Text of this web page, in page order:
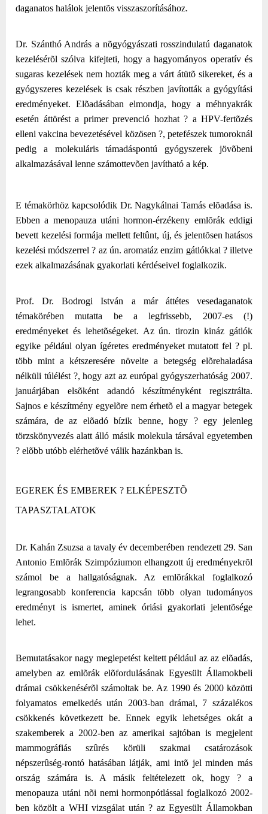
daganatos halálok jelentõs visszaszorításához.
Dr. Szánthó András a nõgyógyászati rosszindulatú daganatok
kezelésérõl szólva kifejteti, hogy a hagyományos operatív és
sugaras kezelések nem hozták meg a várt átütõ sikereket, és a
gyógyszeres kezelések is csak részben javították a gyógyítási
eredményeket. Elõadásában elmondja, hogy a méhnyakrák
esetén áttörést a primer prevenció hozhat ? a HPV-fertõzés
elleni vakcina bevezetésével közösen ?, petefészek tumoroknál
pedig a molekuláris támadáspontú gyógyszerek jövõbeni
alkalmazásával lenne számottevõen javítható a kép.
E témakörhöz kapcsolódik Dr. Nagykálnai Tamás elõadása is.
Ebben a menopauza utáni hormon-érzékeny emlõrák eddigi
bevett kezelési formája mellett feltûnt, új, és jelentõsen hatásos
kezelési módszerrel ? az ún. aromatáz enzim gátlókkal ? illetve
ezek alkalmazásának gyakorlati kérdéseivel foglalkozik.
Prof. Dr. Bodrogi István a már áttétes vesedaganatok
témakörében mutatta be a legfrissebb, 2007-es (!)
eredményeket és lehetõségeket. Az ún.tirozin kináz gátlók
egyike például olyan ígéretes eredményeket mutatott fel ? pl.
több mint a kétszeresére növelte a betegség elõrehaladása
nélküli túlélést ?, hogy azt az európai gyógyszerhatóság 2007.
januárjában elsõként adandó készítményként regisztrálta.
Sajnos e készítmény egyelõre nem érhetõ el a magyar betegek
számára, de az elõadó bízik benne, hogy ? egy jelenleg
törzskönyvezés alatt álló másik molekula társával egyetemben
? elõbb utóbb elérhetõvé válik hazánkban is.
EGEREK ÉS EMBEREK ? ELKÉPESZTÕ
TAPASZTALATOK
Dr. Kahán Zsuzsa a tavaly év decemberében rendezett 29. San
Antonio Emlõrák Szimpóziumon elhangzott új eredményekrõl
számol be a hallgatóságnak. Az emlõrákkal foglalkozó
legrangosabb konferencia kapcsán több olyan tudományos
eredményt is ismertet, aminek óriási gyakorlati jelentõsége
lehet.
Bemutatásakor nagy meglepetést keltett például az az elõadás,
amelyben az emlõrák elõfordulásának Egyesült Államokbeli
drámai csökkenésérõl számoltak be. Az 1990 és 2000 közötti
folyamatos emelkedés után 2003-ban drámai, 7 százalékos
csökkenés következett be. Ennek egyik lehetséges okát a
szakemberek a 2002-ben az amerikai sajtóban is megjelent
mammográfiás szûrés körüli szakmai csatározások
népszerûség-rontó hatásában látják, ami intõ jel minden más
ország számára is. A másik feltételezett ok, hogy ? a
menopauza utáni nõi nemi hormonpótlással foglalkozó 2002-
ben közölt a WHI vizsgálat után ? az Egyesült Államokban